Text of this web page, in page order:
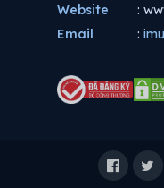
Website
:
Email
: